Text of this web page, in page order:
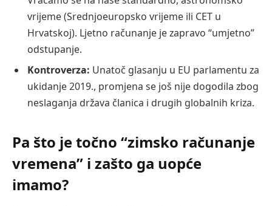
vrijeme (Srednjoeuropsko vrijeme ili CET u
Hrvatskoj). Ljetno računanje je zapravo “umjetno”
odstupanje.
Kontroverza: Unatoč glasanju u EU parlamentu za
ukidanje 2019., promjena se još nije dogodila zbog
neslaganja država članica i drugih globalnih kriza.
Pa što je točno “zimsko računanje
vremena” i zašto ga uopće
imamo?